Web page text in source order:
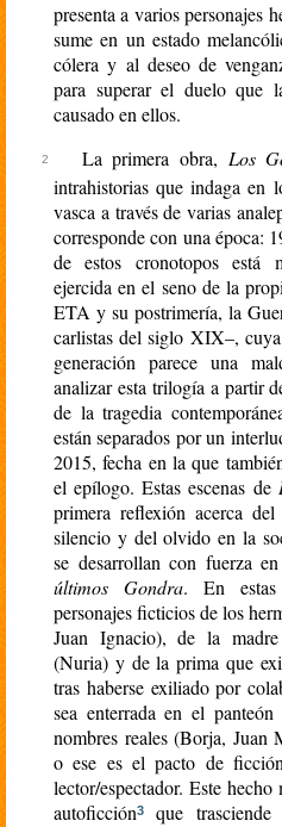
presenta a varios personajes
sume en un estado
cólera y al deseo de
para superar el duelo que
causado en ellos.
La primera obra, Los
intrahistorias que indaga en
vasca a través de varias
corresponde con una época:
de estos cronotopos está
ejercida en el seno de la
ETA y su postrimería, la
carlistas del siglo XIX–,
generación parece una
analizar esta trilogía a partir
de la tragedia
están separados por un
2015, fecha en la que
el epílogo. Estas escenas de
primera reflexión acerca
silencio y del olvido en la
se desarrollan con fuerza en
últimos Gondra. En
personajes ficticios de los
Juan Ignacio), de la
(Nuria) y de la prima que
tras haberse exiliado por
sea enterrada en el
nombres reales (Borja,
o ese es el pacto de
lector/espectador. Este
autoficción3
que